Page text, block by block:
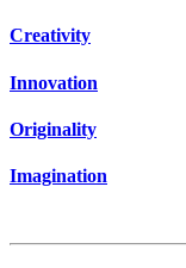
Creativity
Innovation
Originality
Imagination